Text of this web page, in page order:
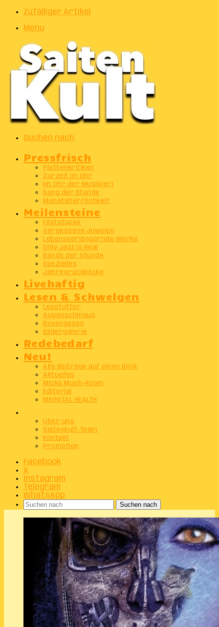
Zufälliger Artikel
Menu
Suchen nach
Pressfrisch
Plattenkritiken
Zurzeit im Ohr
Im Ohr der Musik(er)
Song der Stunde
Monatsherrlichkeit
Meilensteine
Filetstücke
Vergessene Juwelen
Lebensverlängernde Werke
Only Jazz Is Real
Bands der Stunde
Spezielles
Jahresrückblicke
Livehaftig
Lesen & Schwelgen
Lesefutter
Augenschmaus
Boxengasse
Bildergalerie
Redebedarf
Neu!
Alle Beiträge auf einen Blick
Aktuelles
Micks Mush-Room
Editorial
ME(N)TAL HEALTH
Über uns
SaitenKult-Team
Kontakt
Promotion
Facebook
X
Instagram
Telegram
WhatsApp
Suchen nach